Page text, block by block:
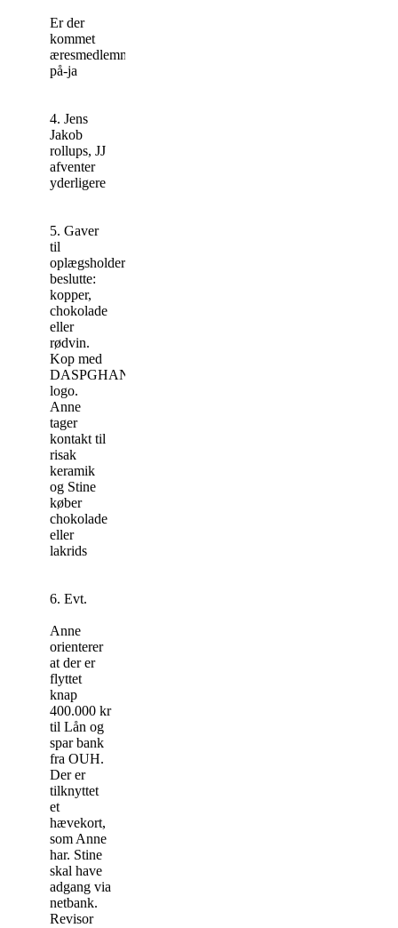
Er der
kommet
æresmedlemmer
på-ja
4. Jens
Jakob
rollups, JJ
afventer
yderligere
5. Gaver
til
oplægsholdere,
beslutte:
kopper,
chokolade
eller
rødvin.
Kop med
DASPGHAN
logo.
Anne
tager
kontakt til
risak
keramik
og Stine
køber
chokolade
eller
lakrids
6. Evt.
Anne
orienterer
at der er
flyttet
knap
400.000 kr
til Lån og
spar bank
fra OUH.
Der er
tilknyttet
et
hævekort,
som Anne
har. Stine
skal have
adgang via
netbank.
Revisor